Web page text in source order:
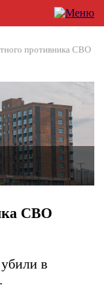
противника СВО
СВО
в